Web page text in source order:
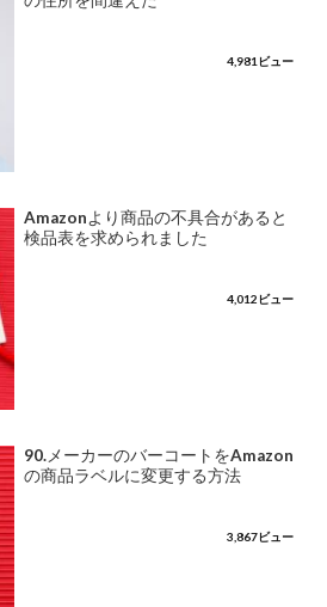
4,981ビュー
Amazonより商品の不具合があると
検品表を求められました
4,012ビュー
90.メーカーのバーコートをAmazon
の商品ラベルに変更する方法
3,867ビュー